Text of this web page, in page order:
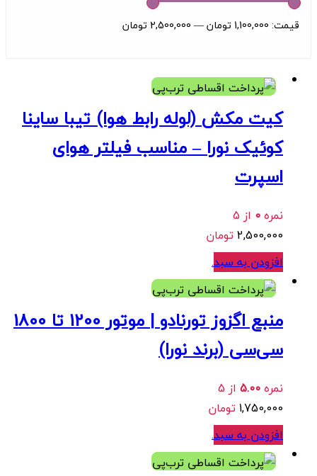
قیمت: 1,100,000 تومان — 2,500,000 تومان
هر قسط 625,000تومان • خرید قسطی با ترب‌پی بدون کارمزد
کیت مکش (لوله رابط هوا) تیبا ساینا
کوئیک نورا – مناسب فیلتر هوای
اسپرت
نمره0 از 5
2,500,000تومان
افزودن به سبد.
هر قسط 437,500تومان • خرید قسطی با ترب‌پی بدون کارمزد
سی‌سی (برند نورا)
نمره5.00 از 5
1,750,000تومان
افزودن به سبد.
هر قسط 425,000تومان • خرید قسطی با ترب‌پی بدون کارمزد